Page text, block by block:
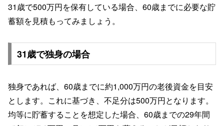
31歳で500万円を保有している場合、60歳までに必要な貯
蓄額を見積もってみましょう。
31歳で独身の場合
独身であれば、60歳までに約1,000万円の老後資金を目安
とします。これに基づき、不足分は500万円となります。
均等に貯蓄することを想定した場合、60歳までの29年間